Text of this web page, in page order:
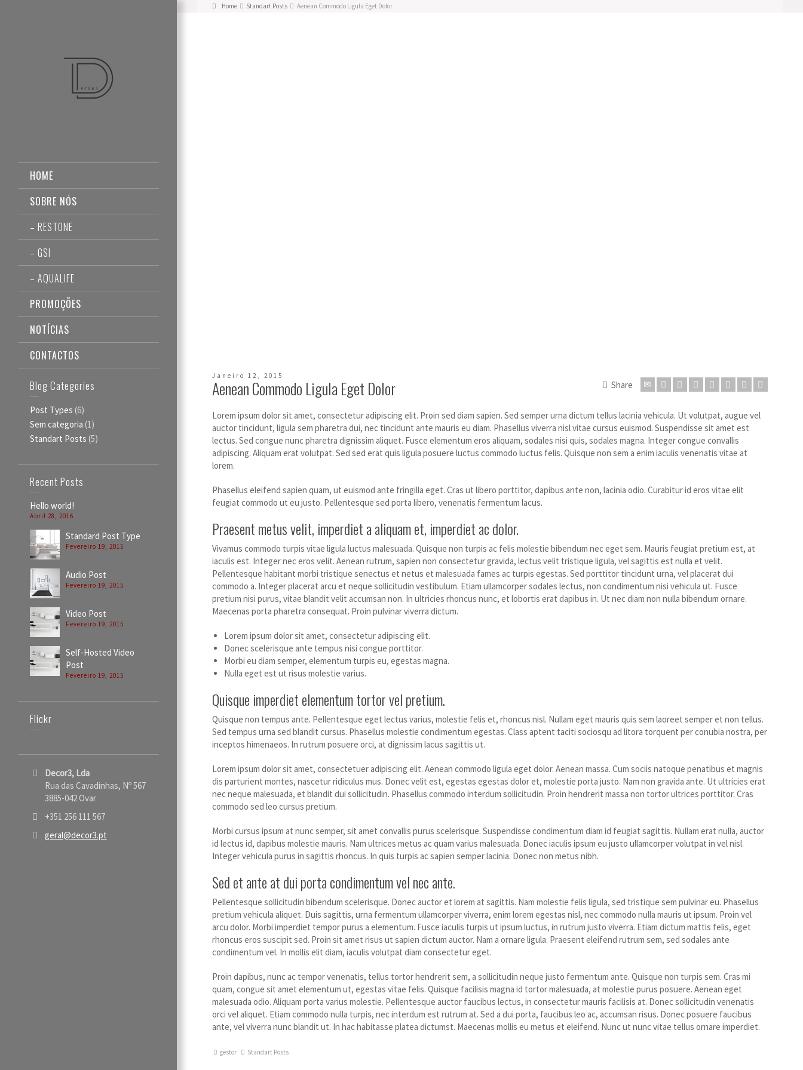
HOME
SOBRE NÓS
– RESTONE
– GSI
– AQUALIFE
PROMOÇÕES
NOTÍCIAS
CONTACTOS
Blog Categories
Post Types (6)
Sem categoria (1)
Standart Posts (5)
Recent Posts
Hello world!
Abril 28, 2016
Standard Post Type
Fevereiro 19, 2015
Audio Post
Fevereiro 19, 2015
Video Post
Fevereiro 19, 2015
Self-Hosted Video
Post
Fevereiro 19, 2015
Flickr
Decor3, Lda
Rua das Cavadinhas, Nº 567
3885-042 Ovar
+351 256 111 567
geral@decor3.pt
Home Standart Posts Aenean Commodo Ligula Eget Dolor
Janeiro 12, 2015
Aenean Commodo Ligula Eget Dolor Share
Lorem ipsum dolor sit amet, consectetur adipiscing elit. Proin sed diam sapien. Sed semper urna dictum tellus lacinia vehicula. Ut volutpat, augue vel
auctor tincidunt, ligula sem pharetra dui, nec tincidunt ante mauris eu diam. Phasellus viverra nisl vitae cursus euismod. Suspendisse sit amet est
lectus. Sed congue nunc pharetra dignissim aliquet. Fusce elementum eros aliquam, sodales nisi quis, sodales magna. Integer congue convallis
adipiscing. Aliquam erat volutpat. Sed sed erat quis ligula posuere luctus commodo luctus felis. Quisque non sem a enim iaculis venenatis vitae at
lorem.
Phasellus eleifend sapien quam, ut euismod ante fringilla eget. Cras ut libero porttitor, dapibus ante non, lacinia odio. Curabitur id eros vitae elit
feugiat commodo ut eu justo. Pellentesque sed porta libero, venenatis fermentum lacus.
Praesent metus velit, imperdiet a aliquam et, imperdiet ac dolor.
Vivamus commodo turpis vitae ligula luctus malesuada. Quisque non turpis ac felis molestie bibendum nec eget sem. Mauris feugiat pretium est, at
iaculis est. Integer nec eros velit. Aenean rutrum, sapien non consectetur gravida, lectus velit tristique ligula, vel sagittis est nulla et velit.
Pellentesque habitant morbi tristique senectus et netus et malesuada fames ac turpis egestas. Sed porttitor tincidunt urna, vel placerat dui
commodo a. Integer placerat arcu et neque sollicitudin vestibulum. Etiam ullamcorper sodales lectus, non condimentum nisi vehicula ut. Fusce
pretium nisi purus, vitae blandit velit accumsan non. In ultricies rhoncus nunc, et lobortis erat dapibus in. Ut nec diam non nulla bibendum ornare.
Maecenas porta pharetra consequat. Proin pulvinar viverra dictum.
Lorem ipsum dolor sit amet, consectetur adipiscing elit.
Donec scelerisque ante tempus nisi congue porttitor.
Morbi eu diam semper, elementum turpis eu, egestas magna.
Nulla eget est ut risus molestie varius.
Quisque imperdiet elementum tortor vel pretium.
Quisque non tempus ante. Pellentesque eget lectus varius, molestie felis et, rhoncus nisl. Nullam eget mauris quis sem laoreet semper et non tellus.
Sed tempus urna sed blandit cursus. Phasellus molestie condimentum egestas. Class aptent taciti sociosqu ad litora torquent per conubia nostra, per
inceptos himenaeos. In rutrum posuere orci, at dignissim lacus sagittis ut.
Lorem ipsum dolor sit amet, consectetuer adipiscing elit. Aenean commodo ligula eget dolor. Aenean massa. Cum sociis natoque penatibus et magnis
dis parturient montes, nascetur ridiculus mus. Donec velit est, egestas egestas dolor et, molestie porta justo. Nam non gravida ante. Ut ultricies erat
nec neque malesuada, et blandit dui sollicitudin. Phasellus commodo interdum sollicitudin. Proin hendrerit massa non tortor ultrices porttitor. Cras
commodo sed leo cursus pretium.
Morbi cursus ipsum at nunc semper, sit amet convallis purus scelerisque. Suspendisse condimentum diam id feugiat sagittis. Nullam erat nulla, auctor
id lectus id, dapibus molestie mauris. Nam ultrices metus ac quam varius malesuada. Donec iaculis ipsum eu justo ullamcorper volutpat in vel nisl.
Integer vehicula purus in sagittis rhoncus. In quis turpis ac sapien semper lacinia. Donec non metus nibh.
Sed et ante at dui porta condimentum vel nec ante.
Pellentesque sollicitudin bibendum scelerisque. Donec auctor et lorem at sagittis. Nam molestie felis ligula, sed tristique sem pulvinar eu. Phasellus
pretium vehicula aliquet. Duis sagittis, urna fermentum ullamcorper viverra, enim lorem egestas nisl, nec commodo nulla mauris ut ipsum. Proin vel
arcu dolor. Morbi imperdiet tempor purus a elementum. Fusce iaculis turpis ut ipsum luctus, in rutrum justo viverra. Etiam dictum mattis felis, eget
rhoncus eros suscipit sed. Proin sit amet risus ut sapien dictum auctor. Nam a ornare ligula. Praesent eleifend rutrum sem, sed sodales ante
condimentum vel. In mollis elit diam, iaculis volutpat diam consectetur eget.
Proin dapibus, nunc ac tempor venenatis, tellus tortor hendrerit sem, a sollicitudin neque justo fermentum ante. Quisque non turpis sem. Cras mi
quam, congue sit amet elementum ut, egestas vitae felis. Quisque facilisis magna id tortor malesuada, at molestie purus posuere. Aenean eget
malesuada odio. Aliquam porta varius molestie. Pellentesque auctor faucibus lectus, in consectetur mauris facilisis at. Donec sollicitudin venenatis
orci vel aliquet. Etiam commodo nulla turpis, nec interdum est rutrum at. Sed a dui porta, faucibus leo ac, accumsan risus. Donec posuere faucibus
ante, vel viverra nunc blandit ut. In hac habitasse platea dictumst. Maecenas mollis eu metus et eleifend. Nunc ut nunc vitae tellus ornare imperdiet.
gestor Standart Posts